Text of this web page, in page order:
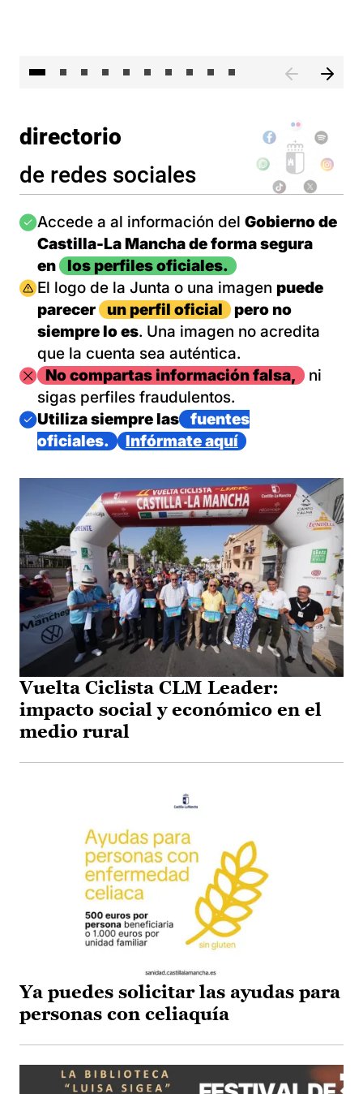
directorio
de redes sociales
Imagen
Accede a al información del Gobierno de
Castilla-La Mancha de forma segura
en
los perfiles oficiales.
Imagen
El logo de la Junta o una imagen puede
parecer
un perfil oficial
pero no
siempre lo es. Una imagen no acredita
que la cuenta sea auténtica.
ImagenNo compartas información falsa,
ni
sigas perfiles fraudulentos.
Imagen
Utiliza siempre las
fuentes
oficiales.
Infórmate aquí
Vuelta Ciclista CLM Leader:
impacto social y económico en el
medio rural
Ya puedes solicitar las ayudas para
personas con celiaquía